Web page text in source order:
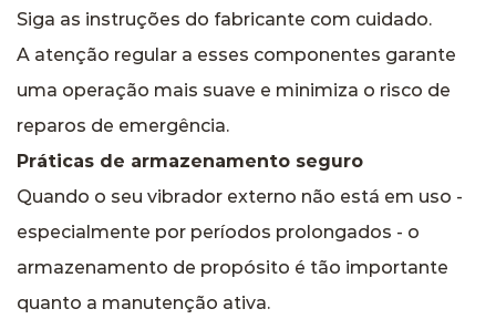
Siga as instruções do fabricante com cuidado.
A atenção regular a esses componentes garante
uma operação mais suave e minimiza o risco de
reparos de emergência.
Práticas de armazenamento seguro
Quando o seu vibrador externo não está em uso -
especialmente por períodos prolongados - o
armazenamento de propósito é tão importante
quanto a manutenção ativa.